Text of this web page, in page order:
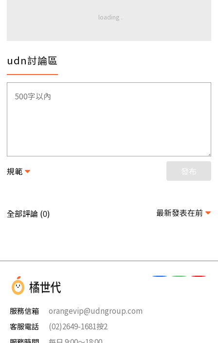
udn討論區
規範 發布
全部評論 (0) 最新發表在前
服務信箱
orangevip@udngroup.com
客服電話
(02)2649-1681按2